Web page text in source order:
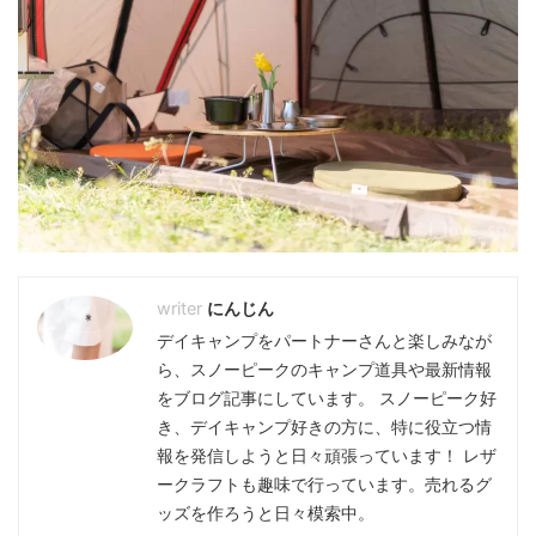
にんじん
デイキャンプをパートナーさんと楽しみなが
ら、スノーピークのキャンプ道具や最新情報
をブログ記事にしています。 スノーピーク好
き、デイキャンプ好きの方に、特に役立つ情
報を発信しようと日々頑張っています！ レザ
ークラフトも趣味で行っています。売れるグ
ッズを作ろうと日々模索中。